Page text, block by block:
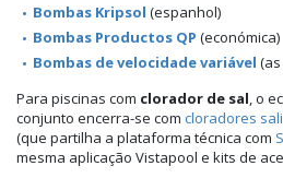
Bombas Kripsol (espanhol)
Bombas Productos QP (económica)
Bombas de velocidade variável
Para piscinas com clorador de sal, o
conjunto encerra-se com cloradores
(que partilha a plataforma técnica com
mesma aplicação Vistapool e kits de